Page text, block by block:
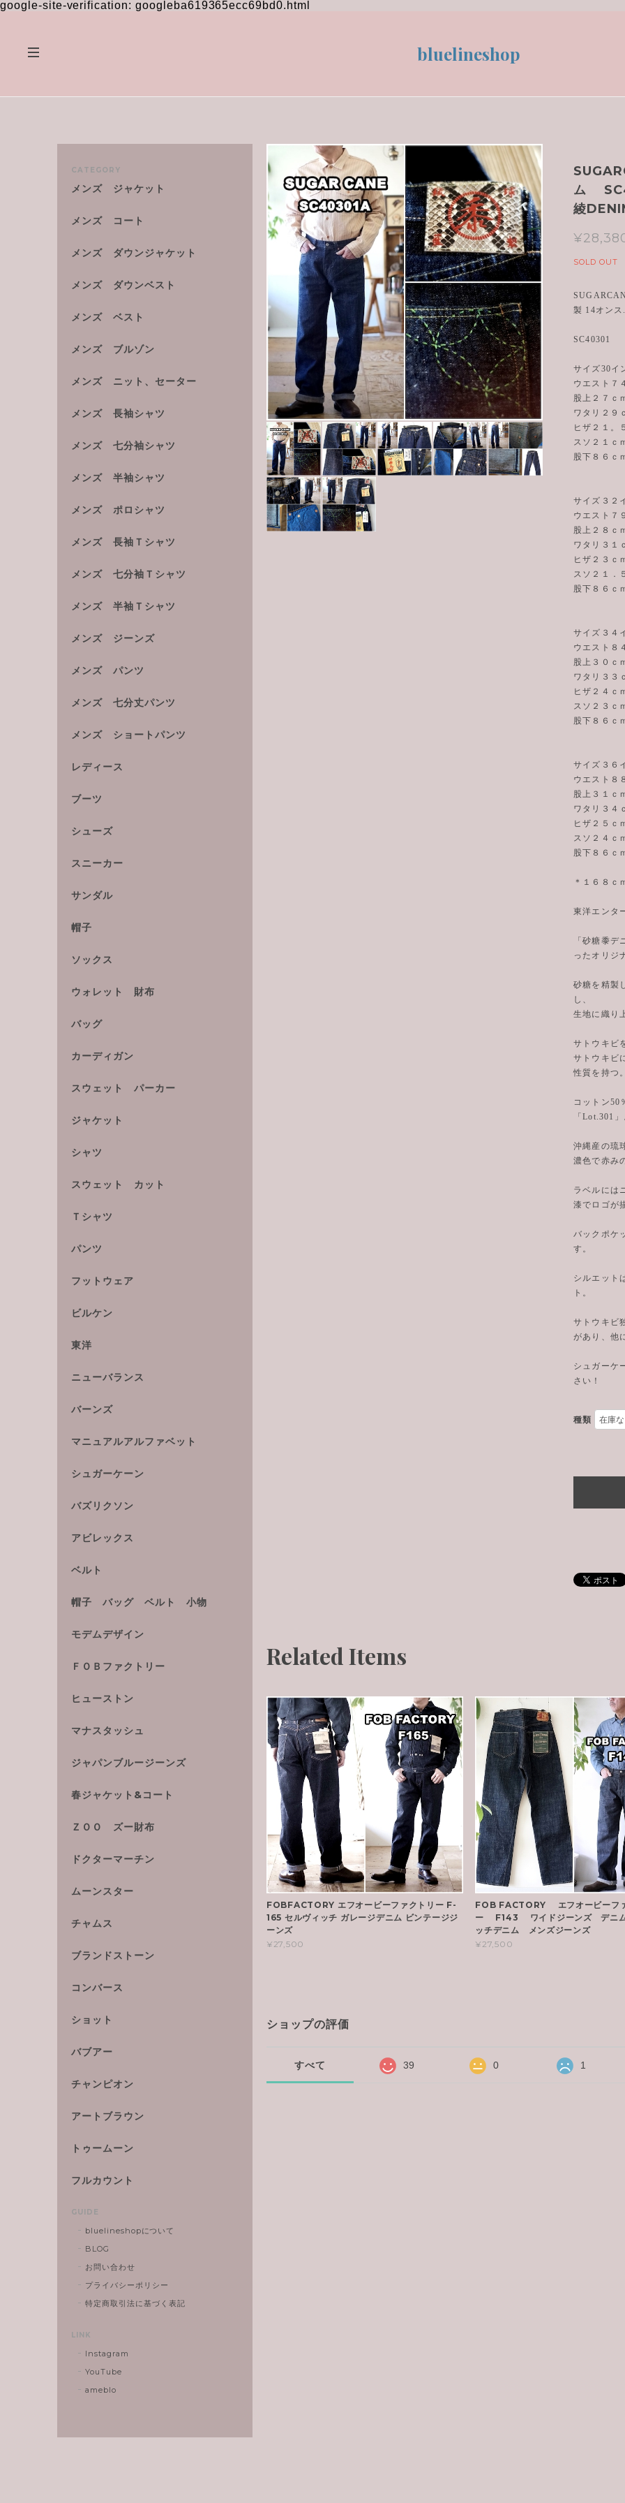
google-site-verification: googleba619365ecc69bd0.html
bluelineshop
ム
綾
SOLD OUT
製 14オン
SC40301
サイズ30イ
ウエスト７
股上２７ｃ
ワタリ２９
ヒザ２１。
スソ２１ｃ
股下８６ｃ
サイズ３２
ウエスト７
股上２８ｃ
ワタリ３１
ヒザ２３ｃ
スソ２１．
股下８６ｃ
サイズ３４
ウエスト８
股上３０ｃ
ワタリ３３
ヒザ２４ｃ
スソ２３ｃ
股下８６ｃ
サイズ３６
ウエスト８
股上３１ｃ
ワタリ３４
ヒザ２５ｃ
スソ２４ｃ
股下８６ｃ
＊１６８ｃ
東洋エンタ
「砂糖黍
ったオリジ
砂糖を精製
し、
生地に織り
サトウキビ
サトウキビ
性質を持つ
コットン50
「Lot.301
沖縄産の琉
濃色で赤み
ラベルには
漆でロゴが
バックポケ
す。
シルエット
ト。
サトウキビ
があり、他
シュガーケ
さい！
種類
Related Items
FOBFACTORY エフオービーファクトリー F-
165 セルヴィッチ ガレージデニム ビンテージジ
ーンズ
¥27,500
FOB FACTORY エフオービーフ
ー F143 ワイドジーンズ デニ
ッチデニム メンズジーンズ
¥27,500
ショップの評価
すべて 39 0 1
CATEGORY
メンズ ジャケット
メンズ コート
メンズ ダウンジャケット
メンズ ダウンベスト
メンズ ベスト
メンズ ブルゾン
メンズ ニット、セーター
メンズ 長袖シャツ
メンズ 七分袖シャツ
メンズ 半袖シャツ
メンズ ポロシャツ
メンズ 長袖Ｔシャツ
メンズ 七分袖Ｔシャツ
メンズ 半袖Ｔシャツ
メンズ ジーンズ
メンズ パンツ
メンズ 七分丈パンツ
メンズ ショートパンツ
レディース
ブーツ
シューズ
スニーカー
サンダル
帽子
ソックス
ウォレット 財布
バッグ
カーディガン
スウェット パーカー
ジャケット
シャツ
スウェット カット
Ｔシャツ
パンツ
フットウェア
ビルケン
東洋
ニューバランス
バーンズ
マニュアルアルファベット
シュガーケーン
バズリクソン
アビレックス
ベルト
帽子 バッグ ベルト 小物
モデムデザイン
ＦＯＢファクトリー
ヒューストン
マナスタッシュ
ジャパンブルージーンズ
春ジャケット&コート
ＺＯＯ ズー財布
ドクターマーチン
ムーンスター
チャムス
ブランドストーン
コンバース
ショット
バブアー
チャンピオン
アートブラウン
トゥームーン
フルカウント
GUIDE
bluelineshopについて
BLOG
お問い合わせ
プライバシーポリシー
特定商取引法に基づく表記
LINK
Instagram
YouTube
ameblo